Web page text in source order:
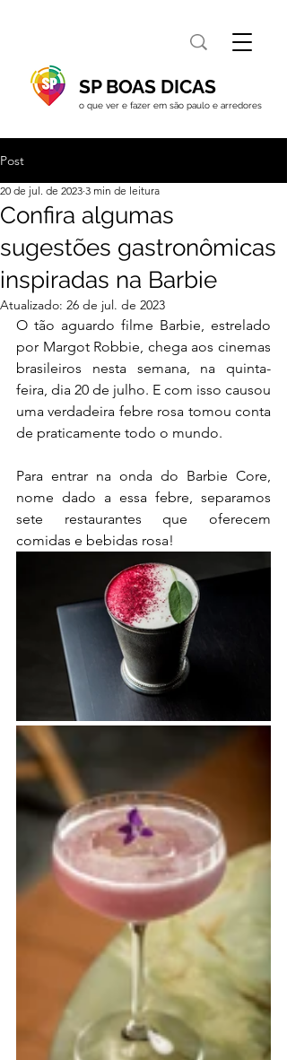
SP BOAS DICAS
o que ver e fazer em são paulo e arredores
Post
Confira algumas
sugestões gastronômicas
inspiradas na Barbie
20 de jul. de 2023 3 min de leitura
Atualizado: 26 de jul. de 2023
O tão aguardo filme Barbie, estrelado
por Margot Robbie, chega aos cinemas
brasileiros nesta semana, na quinta-
feira, dia 20 de julho. E com isso causou
uma verdadeira febre rosa tomou conta
de praticamente todo o mundo.
Para entrar na onda do Barbie Core,
nome dado a essa febre, separamos
sete restaurantes que oferecem
comidas e bebidas rosa!